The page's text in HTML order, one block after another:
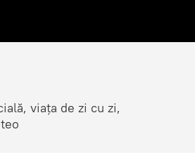
viața de zi cu zi,